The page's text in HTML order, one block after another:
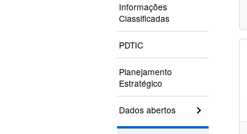
Informações
Classificadas
PDTIC
Planejamento
Estratégico
Dados abertos